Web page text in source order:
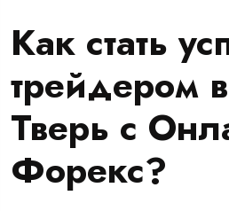
Как стать
трейдером
Тверь с
Форекс?